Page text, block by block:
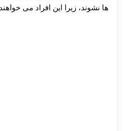
ها نشوند، زیرا این افراد می